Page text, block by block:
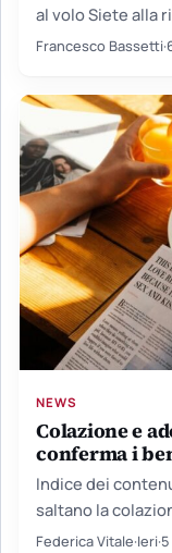
al volo Siete alla
tecnologici, ma
Francesco Bassetti·
NEWS
Colazione e
conferma i
Indice dei
saltano la
cento giovani Le
Federica Vitale·Ieri·